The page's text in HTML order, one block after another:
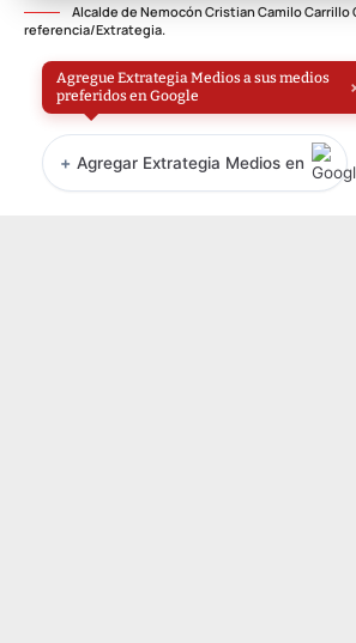
Alcalde de Nemocón Cristian Camilo Carrillo
referencia/Extrategia.
Agregue Extrategia Medios a sus medios
preferidos en Google
+ Agregar Extrategia Medios en